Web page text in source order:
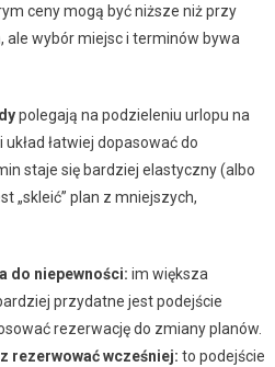
ceny mogą być niższe niż przy
wybór miejsc i terminów bywa
polegają na podzieleniu urlopu na
łatwiej dopasować do
staje się bardziej elastyczny (albo
„skleić” plan z mniejszych,
do niepewności: im większa
przydatne jest podejście
rezerwację do zmiany planów.
rezerwować wcześniej: to podejście